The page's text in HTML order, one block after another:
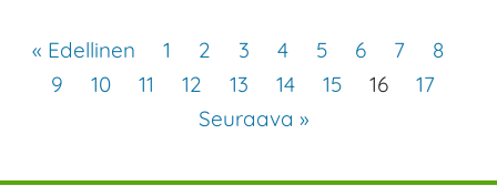
« Edellinen 1 2 3 4 5 6 7
8
9
10 11 12 13 14 15 16
17
Seuraava »